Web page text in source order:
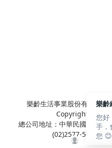
樂齡生活事業股份有限公司
Copyright© All
總公司地址：中華民國台北市
(02)2577-5025 傳
樂齡
您好
手，
您 😊